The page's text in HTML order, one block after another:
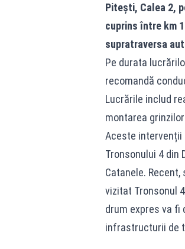
Pitești, Calea 2,
cuprins între km
supratraversa
Pe durata
recomandă
Lucrările includ
montarea
Aceste intervenții
Tronsonului 4 din
Catanele.
vizitat Tronsonul
drum expres va fi
infrastructurii de